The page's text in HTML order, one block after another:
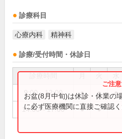
診療科目
心療内科 精神科
診療/受付時間・休診日
9:00～12:00 ● ● ●
14:00～17:00 ● ●
お盆(8月中旬)は休診・休業の
に必ず医療機関に直接ご確認く